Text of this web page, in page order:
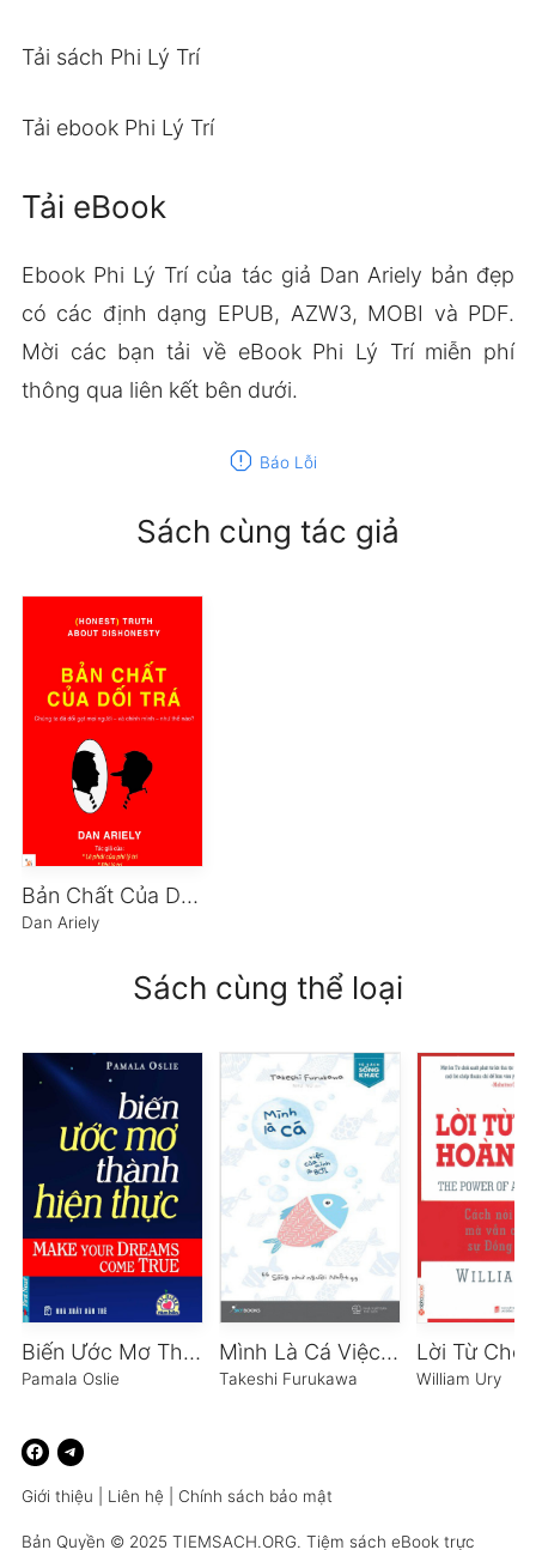
Tải sách Phi Lý Trí
Tải ebook Phi Lý Trí
Tải eBook
Ebook Phi Lý Trí của tác giả Dan Ariely bản đẹp
có các định dạng EPUB, AZW3, MOBI và PDF.
Mời các bạn tải về eBook Phi Lý Trí miễn phí
thông qua liên kết bên dưới.
report Báo Lỗi
Sách cùng tác giả
Bản Chất Của Dối Trá
Dan Ariely
Sách cùng thể loại
Biến Ước Mơ Thành Hiện Thực
Pamala Oslie
Mình Là Cá Việc Của Mình Là Bơi
Takeshi Furukawa William Ury
Giới thiệu Liên hệ Chính sách bảo mật
Bản Quyền © 2025 TIEMSACH.ORG. Tiệm sách eBook trực